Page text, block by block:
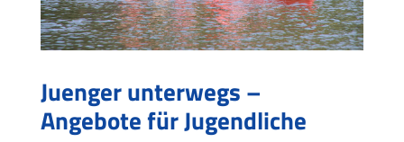
Juenger unterwegs –
Angebote für Jugendliche